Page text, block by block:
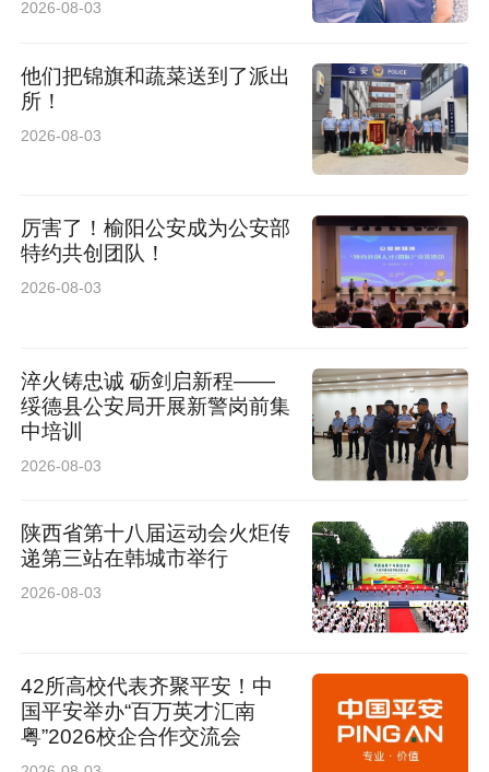
刘伟华，博士，主任医师，粉巷院区儿科主任。
学组副组长兼秘书、陕西省妇促会儿童健康专业
委员会常务委员、陕西省儿童哮喘防治专业委员
会常务委员、陕西省学校卫生与健康专业委员会
常务委员、陕西省医师协会儿童感染医师分会常
务委员、中国优生优育协会儿童成长与特殊食品
专业委员会委员、陕西省儿童疾病防治专业委员
安医学会新生儿分会委员、陕西省百场校园健康
教育活动科普大使、儿童健康宝妈课堂科普讲座
科普之星。专业特长：擅长多种儿童常见疾病及
参与各类科研课题5项，其中主持、参与西安市
科技计划项目2项、西安市卫健委科技计划项目2
项、中华国际医学交流基金会项目1项、陕西省
儿童保健学会陕西省学龄前儿童饮食行为及喂养
习惯行为评价及常模研究项目1项。
2026-08-03
他们把锦旗和蔬菜送到了派出
所！
2026-08-03
厉害了！榆阳公安成为公安部
特约共创团队！
2026-08-03
淬火铸忠诚 砺剑启新程——
绥德县公安局开展新警岗前集
中培训
2026-08-03
陕西省第十八届运动会火炬传
递第三站在韩城市举行
2026-08-03
42所高校代表齐聚平安！中
国平安举办“百万英才汇南
粤”2026校企合作交流会